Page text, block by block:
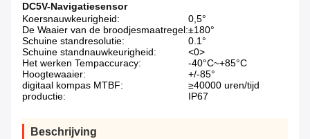
DC5V-Navigatiesensor
Koersnauwkeurigheid:
0,5°
De Waaier van de broodjesmaatregel:±180°
Schuine standresolutie:
0.1°
Schuine standnauwkeurigheid:
<0>
Het werken Tempaccuracy:
-40°C~+85°C
Hoogtewaaier:
+/-85°
digitaal kompas MTBF:
≥40000 uren/tijd
productie:
IP67
Beschrijving